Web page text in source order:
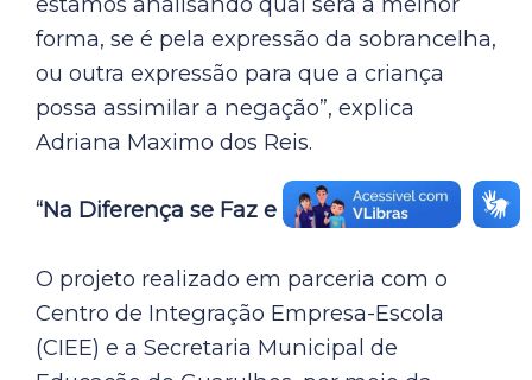
forma, se é pela expressão da sobrancelha,
ou outra expressão para que a criança
possa assimilar a negação”, explica
Adriana Maximo dos Reis.
“Na Diferença se Faz e se Aprende”
O projeto realizado em parceria com o
Centro de Integração Empresa-Escola
(CIEE) e a Secretaria Municipal de